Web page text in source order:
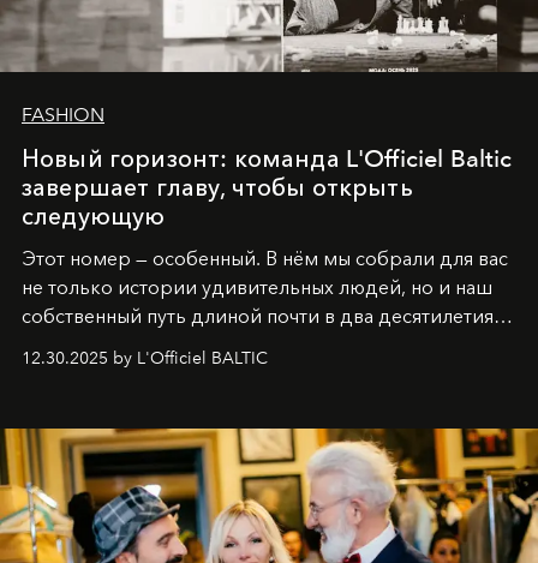
FASHION
Новый горизонт: команда L'Officiel Baltic
завершает главу, чтобы открыть
следующую
Этот номер — особенный. В нём мы собрали для вас
не только истории удивительных людей, но и наш
собственный путь длиной почти в два десятилетия.
души говорим спасибо каждому, кто был с нами все
самыми искренними пожеланиями и теплом, ваша
командаL’Officiel Baltic .
12.30.2025 by L'Officiel BALTIC